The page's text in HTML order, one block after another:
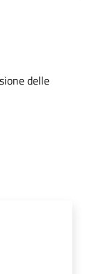
delle